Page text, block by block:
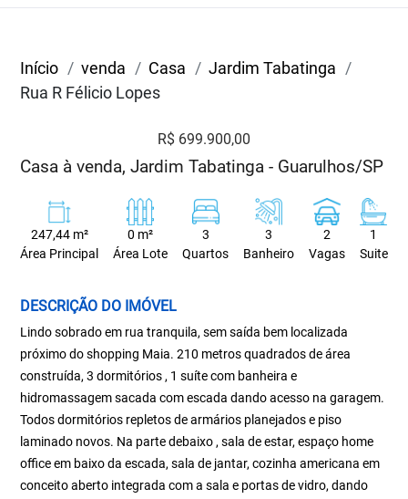
Início venda Casa
Jardim Tabatinga
Rua R Félicio Lopes
R$ 699.900,00
Casa à venda, Jardim Tabatinga - Guarulhos/SP
247,44 m²
Área Principal
0 m²
Área Lote
3
Quartos
3
Banheiro
2
Vagas
1
Suite
DESCRIÇÃO DO IMÓVEL
Lindo sobrado em rua tranquila, sem saída bem localizada
próximo do shopping Maia. 210 metros quadrados de área
construída, 3 dormitórios , 1 suíte com banheira e
hidromassagem sacada com escada dando acesso na garagem.
Todos dormitórios repletos de armários planejados e piso
laminado novos. Na parte debaixo , sala de estar, espaço home
office em baixo da escada, sala de jantar, cozinha americana em
conceito aberto integrada com a sala e portas de vidro, dando